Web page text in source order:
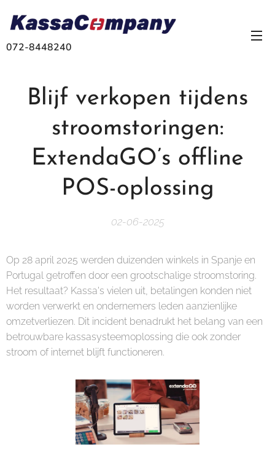
072-8448240
Blijf verkopen tijdens
stroomstoringen:
ExtendaGO’s offline
POS-oplossing
02-06-2025
Op 28 april 2025 werden duizenden winkels in Spanje en
Portugal getroffen door een grootschalige stroomstoring.
Het resultaat? Kassa's vielen uit, betalingen konden niet
worden verwerkt en ondernemers leden aanzienlijke
omzetverliezen. Dit incident benadrukt het belang van een
betrouwbare kassasysteemoplossing die ook zonder
stroom of internet blijft functioneren.